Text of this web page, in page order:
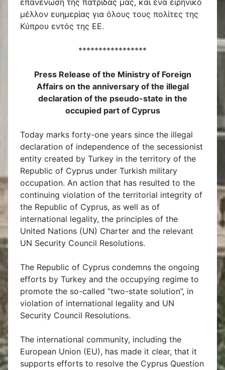
επανένωση της πατρίδας μας, και ένα ειρηνικό
μέλλον ευημερίας για όλους τους πολίτες της
Κύπρου εντός της ΕΕ.
*****************
Press Release of the Ministry of Foreign
Affairs on the anniversary of the illegal
declaration of the pseudo-state in the
occupied part of Cyprus
Today marks forty-one years since the illegal
declaration of independence of the secessionist
entity created by Turkey in the territory of the
Republic of Cyprus under Turkish military
occupation. An action that has resulted to the
continuing violation of the territorial integrity of
the Republic of Cyprus, as well as of
international legality, the principles of the
United Nations (UN) Charter and the relevant
UN Security Council Resolutions.
The Republic of Cyprus condemns the ongoing
efforts by Turkey and the occupying regime to
promote the so-called “two-state solution”, in
violation of international legality and UN
Security Council Resolutions.
The international community, including the
European Union (EU), has made it clear, that it
supports efforts to resolve the Cyprus Question